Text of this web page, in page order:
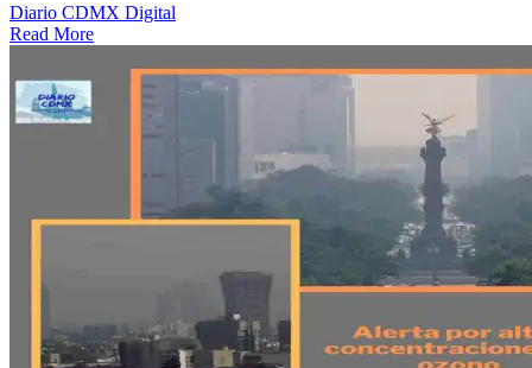
Diario CDMX Digital
Read More